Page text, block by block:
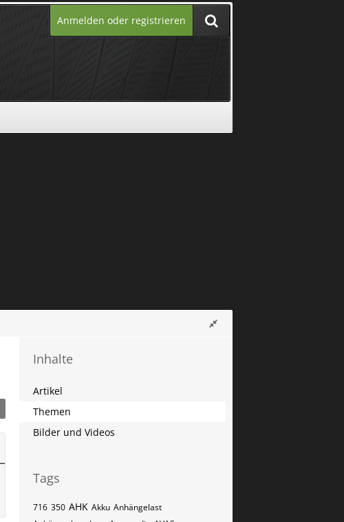
Anmelden oder registrieren
Inhalte
Artikel
Themen
Bilder und Videos
Tags
716 350 AHK Akku Anhängelast